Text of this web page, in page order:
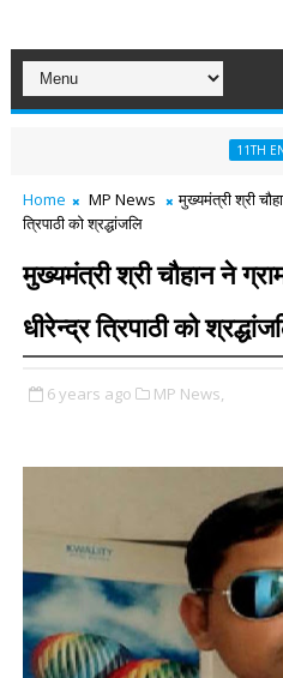
11TH ENGLISH
Home MP News
मुख्यमंत्री श्री
त्रिपाठी को श्रद्धांजलि
मुख्यमंत्री श्री चौहान ने
धीरेन्द्र त्रिपाठी को
6 years ago MP News,